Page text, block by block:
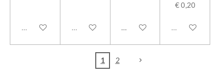
Uitverkocht Uitverkocht In winkelwagen
€ 0,20
Uitverkocht
1 2